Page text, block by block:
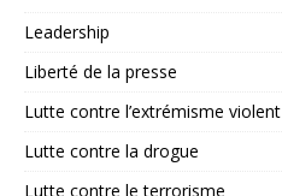
Leadership
Liberté de la presse
Lutte contre l’extrémisme violent
Lutte contre la drogue
Lutte contre le terrorisme